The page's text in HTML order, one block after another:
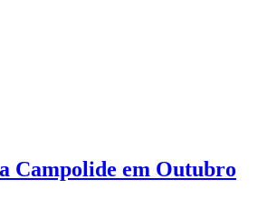
Campolide em Outubro